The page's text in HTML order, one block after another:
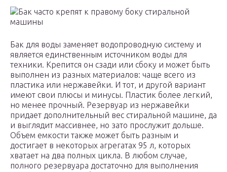
Бак часто крепят к правому боку стиральной
машины
Бак для воды заменяет водопроводную систему и
является единственным источником воды для
техники. Крепится он сзади или сбоку и может быть
выполнен из разных материалов: чаще всего из
пластика или нержавейки. И тот, и другой вариант
имеют свои плюсы и минусы. Пластик более легкий,
но менее прочный. Резервуар из нержавейки
придает дополнительный вес стиральной машине, да
и выглядит массивнее, но зато прослужит дольше.
Объем емкости также может быть разным и
достигает в некоторых агрегатах 95 л, которых
хватает на два полных цикла. В любом случае,
полного резервуара достаточно для выполнения